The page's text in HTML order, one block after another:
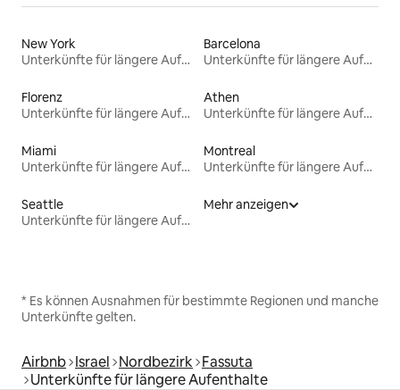
New York
Unterkünfte für längere Aufenthalte
Barcelona
Unterkünfte für längere Aufenthalte
Florenz
Unterkünfte für längere Aufenthalte
Athen
Unterkünfte für längere Aufenthalte
Miami
Unterkünfte für längere Aufenthalte
Montreal
Unterkünfte für längere Aufenthalte
Seattle
Unterkünfte für längere Aufenthalte
Mehr anzeigen
* Es können Ausnahmen für bestimmte Regionen und manche
Unterkünfte gelten.
Airbnb Israel Nordbezirk Fassuta
Unterkünfte für längere Aufenthalte